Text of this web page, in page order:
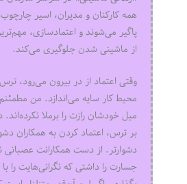
همه کارکنان و مدیران، اسیر
پاگیر می‌شوند و اعتمادسازی،
از ماشینی شدن جلوگیری می‌کند.
وقتی اعتماد از در بیرون می‌رود،
محیط کار سایه می‌اندازد. من
میل خودشان رازت را برملا
بر ترس، اعتماد کردن به همکاران
دشوارتر. از دست همکارانت عصبانی
جسارت را داشتی که نگرانی‌هایت را با